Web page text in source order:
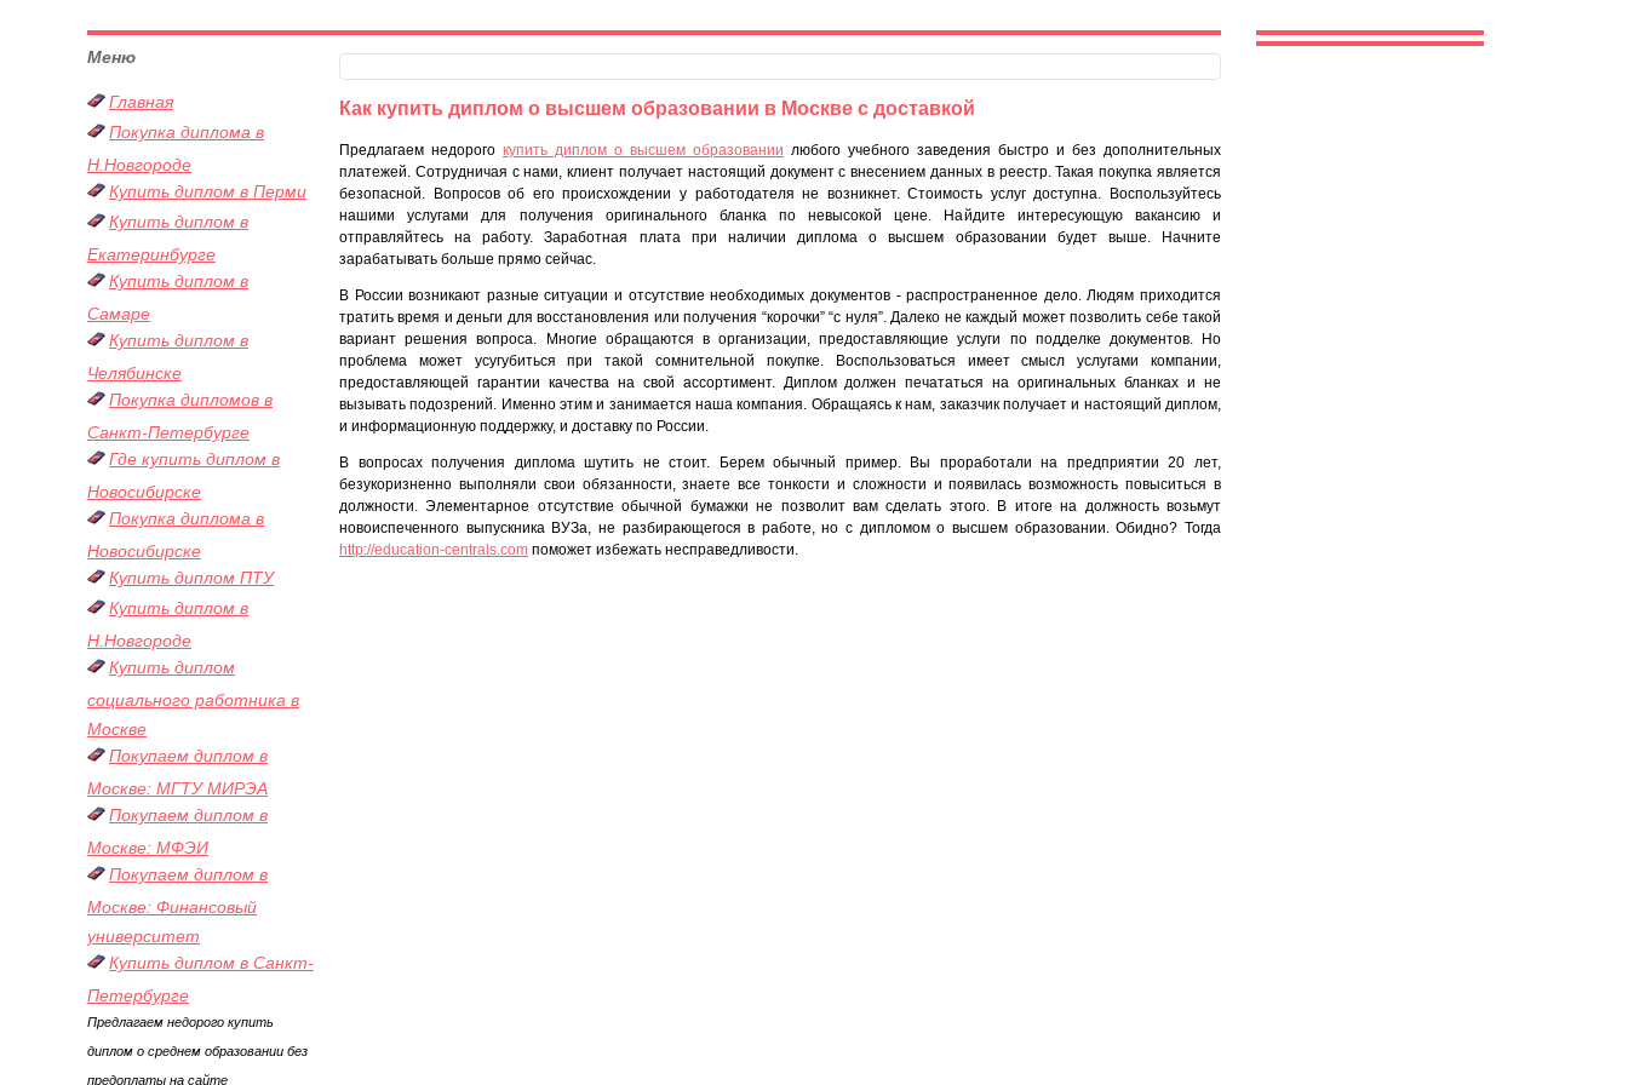
Меню
Главная
Покупка диплома в
Н.Новгороде
Купить диплом в Перми
Купить диплом в
Екатеринбурге
Купить диплом в
Самаре
Купить диплом в
Челябинске
Покупка дипломов в
Санкт-Петербурге
Где купить диплом в
Новосибирске
Покупка диплома в
Новосибирске
Купить диплом ПТУ
Купить диплом в
Н.Новгороде
Купить диплом
социального работника в
Москве
Покупаем диплом в
Москве: МГТУ МИРЭА
Покупаем диплом в
Москве: МФЭИ
Покупаем диплом в
Москве: Финансовый
университет
Купить диплом в Санкт-
Петербурге
Предлагаем недорого купить
диплом о среднем образовании без
предоплаты на сайте
Как купить диплом о высшем образовании в Москве с доставкой
Предлагаем недорого купить диплом о высшем образовании любого учебного заведения быстро и без дополнительных
платежей. Сотрудничая с нами, клиент получает настоящий документ с внесением данных в реестр. Такая покупка является
безопасной. Вопросов об его происхождении у работодателя не возникнет. Стоимость услуг доступна. Воспользуйтесь
нашими услугами для получения оригинального бланка по невысокой цене. Найдите интересующую вакансию и
отправляйтесь на работу. Заработная плата при наличии диплома о высшем образовании будет выше. Начните
зарабатывать больше прямо сейчас.
В России возникают разные ситуации и отсутствие необходимых документов - распространенное дело. Людям приходится
тратить время и деньги для восстановления или получения “корочки” “с нуля”. Далеко не каждый может позволить себе такой
вариант решения вопроса. Многие обращаются в организации, предоставляющие услуги по подделке документов. Но
проблема может усугубиться при такой сомнительной покупке. Воспользоваться имеет смысл услугами компании,
предоставляющей гарантии качества на свой ассортимент. Диплом должен печататься на оригинальных бланках и не
вызывать подозрений. Именно этим и занимается наша компания. Обращаясь к нам, заказчик получает и настоящий диплом,
и информационную поддержку, и доставку по России.
В вопросах получения диплома шутить не стоит. Берем обычный пример. Вы проработали на предприятии 20 лет,
безукоризненно выполняли свои обязанности, знаете все тонкости и сложности и появилась возможность повыситься в
должности. Элементарное отсутствие обычной бумажки не позволит вам сделать этого. В итоге на должность возьмут
новоиспеченного выпускника ВУЗа, не разбирающегося в работе, но с дипломом о высшем образовании. Обидно? Тогда
http://education-centrals.com поможет избежать несправедливости.